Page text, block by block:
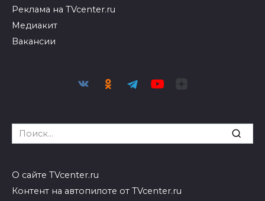
Реклама на TVcenter.ru
Медиакит
Вакансии
Search
for:
О сайте TVcenter.ru
Контент на автопилоте от TVcenter.ru